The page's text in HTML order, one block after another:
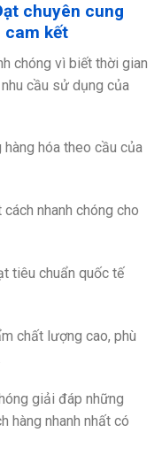
chuyên cung
cam kết
chóng vì biết thời gian
cầu sử dụng của
hóa theo cầu của
nhanh chóng cho
tiêu chuẩn quốc tế
chất lượng cao, phù
giải đáp những
hàng nhanh nhất có